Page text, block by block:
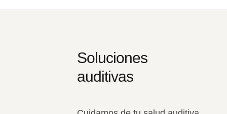
Soluciones
auditivas